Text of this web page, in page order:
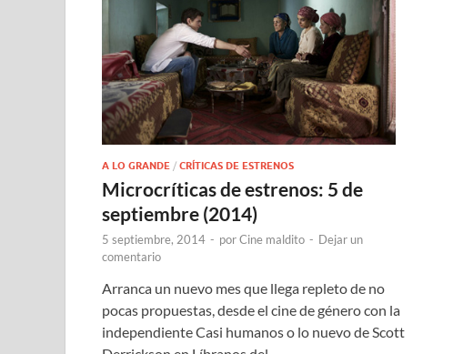
A LO GRANDE / CRÍTICAS DE ESTRENOS
Microcríticas de estrenos: 5 de
septiembre (2014)
5 septiembre, 2014 - porCine maldito - Dejar un
comentario
Arranca un nuevo mes que llega repleto de no
pocas propuestas, desde el cine de género con la
independiente Casi humanos o lo nuevo de Scott